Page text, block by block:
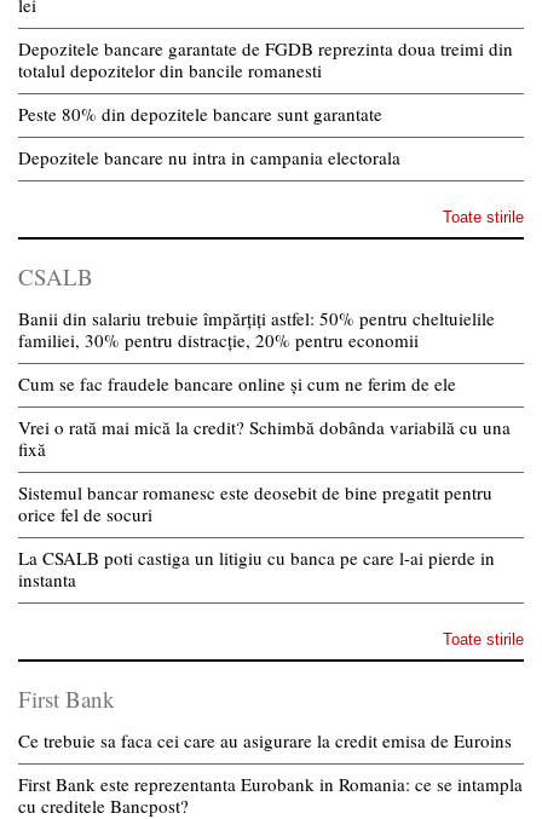
Depozitele bancare garantate de FGDB reprezinta doua treimi din
totalul depozitelor din bancile romanesti
Peste 80% din depozitele bancare sunt garantate
Depozitele bancare nu intra in campania electorala
Toate stirile
CSALB
Banii din salariu trebuie împărțiți astfel: 50% pentru cheltuielile
familiei, 30% pentru distracție, 20% pentru economii
Cum se fac fraudele bancare online și cum ne ferim de ele
Vrei o rată mai mică la credit? Schimbă dobânda variabilă cu una
fixă
Sistemul bancar romanesc este deosebit de bine pregatit pentru
orice fel de socuri
La CSALB poti castiga un litigiu cu banca pe care l-ai pierde in
instanta
Toate stirile
First Bank
Ce trebuie sa faca cei care au asigurare la credit emisa de Euroins
First Bank este reprezentanta Eurobank in Romania: ce se intampla
cu creditele Bancpost?